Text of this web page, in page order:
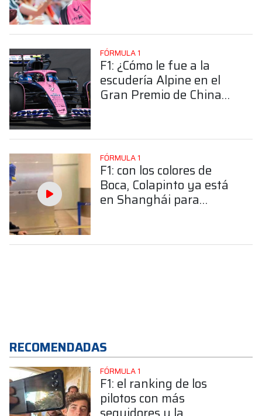
FÓRMULA 1
F1: ¿Cómo le fue a la
escudería Alpine en el
Gran Premio de China
FÓRMULA 1
F1: con los colores de
Boca, Colapinto ya está
en Shanghái para
RECOMENDADAS
FÓRMULA 1
F1: el ranking de los
pilotos con más